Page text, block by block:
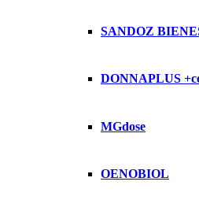
SANDOZ
DONNAPLUS
MGdose
OENOBIOL